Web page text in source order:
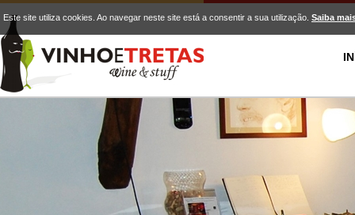
Este site utiliza cookies. Ao navegar neste site está a consentir a sua utilização. Saiba